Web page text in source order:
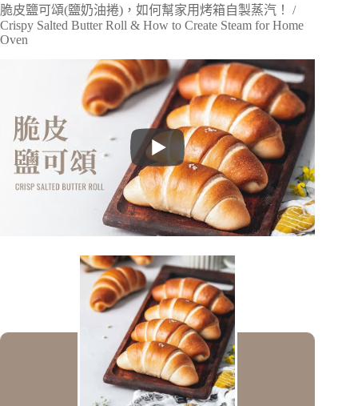
脆皮鹽可頌(鹽奶油捲)，如何幫家用烤箱自製蒸汽！ /
Crispy Salted Butter Roll & How to Create Steam for Home
Oven